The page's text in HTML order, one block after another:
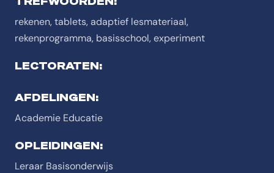
rekenen, tablets, adaptief lesmateriaal,
rekenprogramma, basisschool, experiment
LECTORATEN:
AFDELINGEN:
Academie Educatie
OPLEIDINGEN:
Leraar Basisonderwijs